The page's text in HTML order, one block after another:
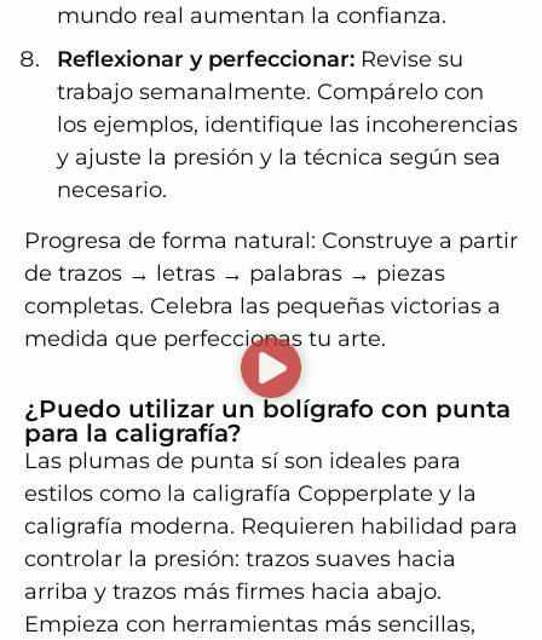
mundo real aumentan la confianza.
Reflexionar y perfeccionar: Revise su
trabajo semanalmente. Compárelo con
los ejemplos, identifique las incoherencias
y ajuste la presión y la técnica según sea
necesario.
Progresa de forma natural: Construye a partir
de trazos → letras → palabras → piezas
completas. Celebra las pequeñas victorias a
medida que perfeccionas tu arte.
¿Puedo utilizar un bolígrafo con punta
para la caligrafía?
Las plumas de punta sí son ideales para
estilos como la caligrafía Copperplate y la
caligrafía moderna. Requieren habilidad para
controlar la presión: trazos suaves hacia
arriba y trazos más firmes hacia abajo.
Empieza con herramientas más sencillas,